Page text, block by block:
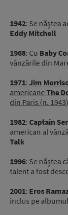
1942: Se năştea
Eddy Mitchell
1968: Cu Baby
vânzările din
1971: Jim
americaneThe
din Paris (n. 1943)
1982: Captain
american al
Talk
1996: Se năştea
talent a fost
2001: Eros
inclus pe albumul